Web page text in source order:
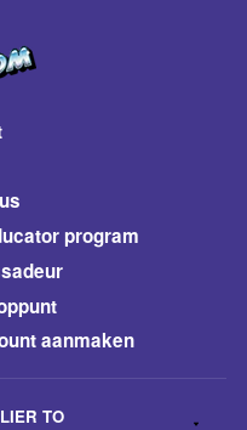
program
aanmaken
TO